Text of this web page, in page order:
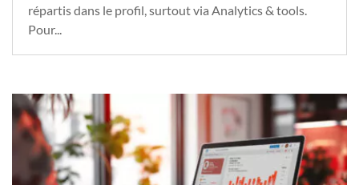
répartis dans le profil, surtout via Analytics & tools.
Pour...